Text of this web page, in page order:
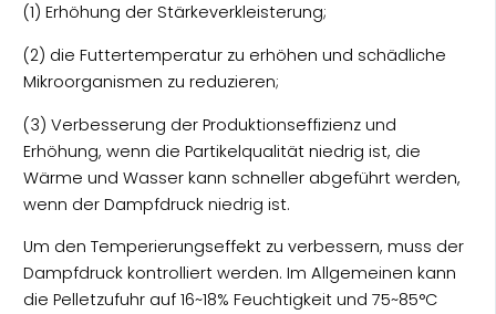
(1) Erhöhung der Stärkeverkleisterung;
(2) die Futtertemperatur zu erhöhen und schädliche
Mikroorganismen zu reduzieren;
(3) Verbesserung der Produktionseffizienz und
Erhöhung, wenn die Partikelqualität niedrig ist, die
Wärme und Wasser kann schneller abgeführt werden,
wenn der Dampfdruck niedrig ist.
Um den Temperierungseffekt zu verbessern, muss der
Dampfdruck kontrolliert werden. Im Allgemeinen kann
die Pelletzufuhr auf 16~18% Feuchtigkeit und 75~85°C